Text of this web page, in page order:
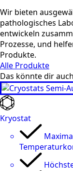
Wir bieten
pathologisches
entwickeln
Prozesse, und
Produkte.
Alle Produkte
Das könnte dir
Kryostat